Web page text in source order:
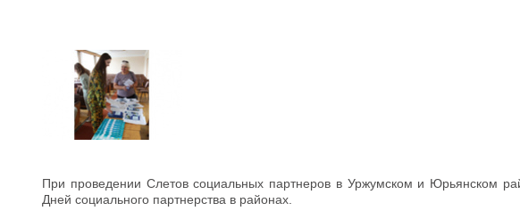
При проведении Слетов социальных партнеров в Уржумском и Юрьянском
Дней социального партнерства в районах.